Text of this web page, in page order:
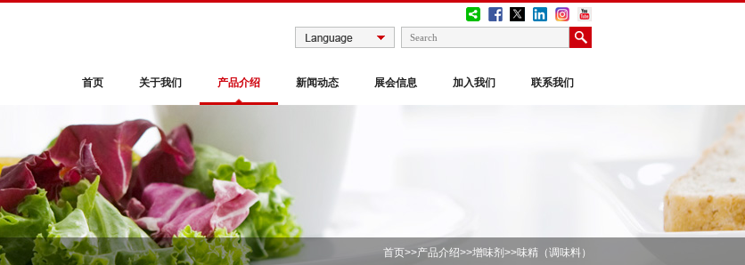
首页 关于我们 产品介绍 新闻动态 展会信息 加入我们 联系我们
首页>>产品介绍>>增味剂 >>味精（调味料）